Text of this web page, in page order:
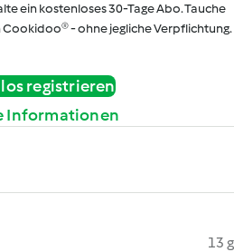
ein kostenloses 30-Tage Abo. Tauche
Cookidoo® - ohne jegliche Verpflichtung.
registrieren
Informationen
13 g